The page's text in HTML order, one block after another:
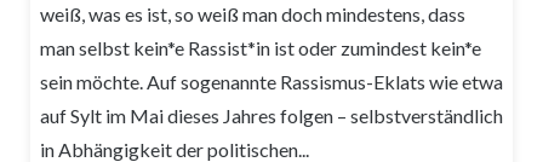
weiß, was es ist, so weiß man doch mindestens, dass
man selbst kein*e Rassist*in ist oder zumindest kein*e
sein möchte. Auf sogenannte Rassismus-Eklats wie etwa
auf Sylt im Mai dieses Jahres folgen – selbstverständlich
in Abhängigkeit der politischen...